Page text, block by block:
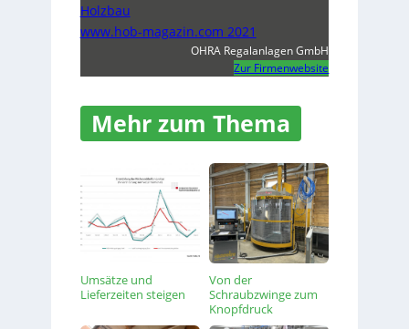
Holzbau
www.hob-magazin.com 2021
OHRA Regalanlagen GmbH
Zur Firmenwebsite
Mehr zum Thema
Umsätze und
Lieferzeiten steigen
Von der
Schraubzwinge zum
Knopfdruck